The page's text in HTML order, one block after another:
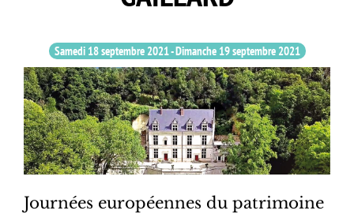
Samedi 18 septembre 2021-Dimanche 19 septembre 2021
Journées européennes du patrimoine